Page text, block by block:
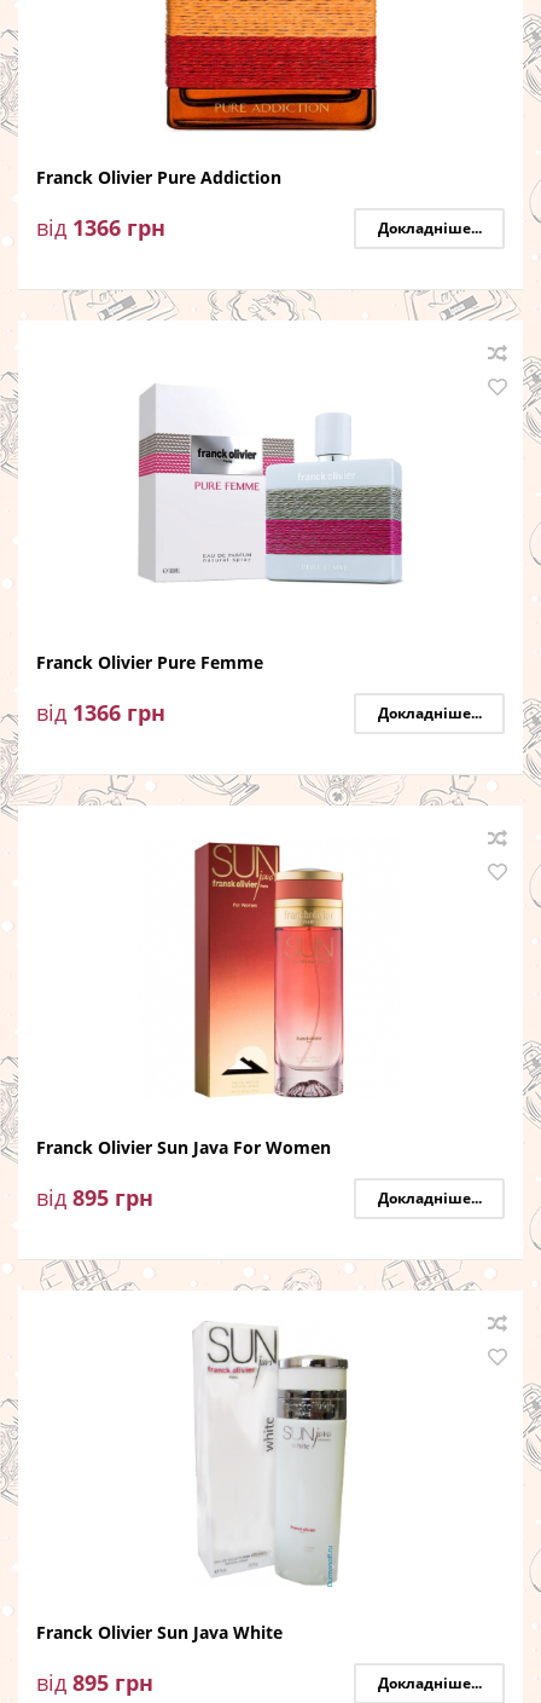
Franck Olivier Pure Addiction
від 1366 грн Докладніше...
Franck Olivier Pure Femme
від 1366 грн Докладніше...
Franck Olivier Sun Java For Women
від 895 грн Докладніше...
Franck Olivier Sun Java White
від 895 грн Докладніше...